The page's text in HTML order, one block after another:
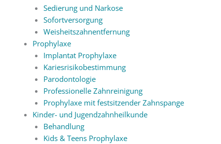
Sedierung und Narkose
Sofortversorgung
Weisheitszahnentfernung
Prophylaxe
Implantat Prophylaxe
Kariesrisikobestimmung
Parodontologie
Professionelle Zahnreinigung
Prophylaxe mit festsitzender Zahnspange
Kinder- und Jugendzahnheilkunde
Behandlung
Kids & Teens Prophylaxe